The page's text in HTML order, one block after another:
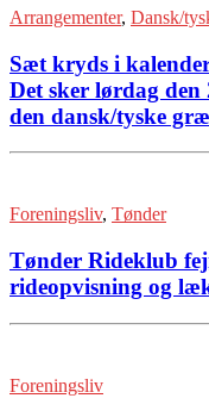
Arrangementer, Dansk/
Sæt kryds i
Det sker lørdag
den dansk/tyske
Foreningsliv, Tønder
Tønder Rideklub
rideopvisning og
Foreningsliv